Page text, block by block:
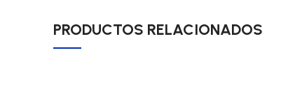
PRODUCTOS RELACIONADOS